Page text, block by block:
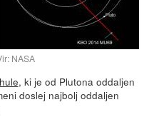
NASA
, ki je od Plutona oddaljen
doslej najbolj oddaljen